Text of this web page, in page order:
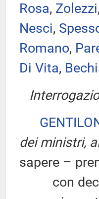
Rosa, Zolezzi
Nesci,
Romano,
Di Vita,
dei ministri,
sapere –
con